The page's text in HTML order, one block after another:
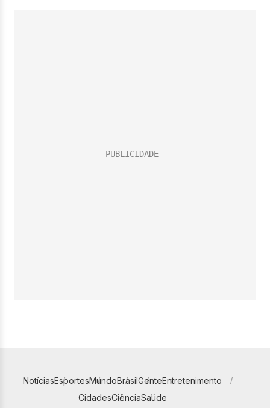
NotíciasEsportesMundoBrasilGenteEntretenimento
CidadesCiênciaSaúde